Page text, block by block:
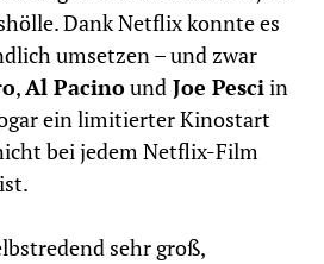
Dank Netflix konnte es
umsetzen – und zwar
,Al PacinoundJoe Pesciin
ein limitierter Kinostart
bei jedem Netflix-Film
sehr groß,